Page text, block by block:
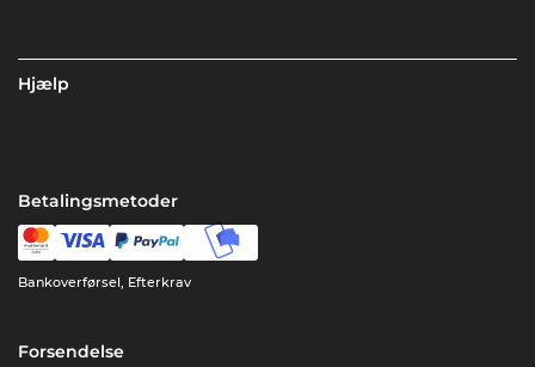
Hjælp
Betalingsmetoder
Bankoverførsel, Efterkrav
Forsendelse